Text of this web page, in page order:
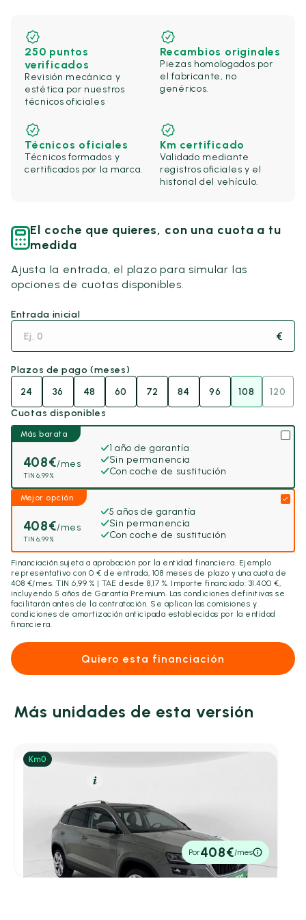
250 puntos
verificados
Revisión mecánica y
estética por nuestros
técnicos oficiales
Recambios originales
Piezas homologados por
el fabricante, no
genéricos.
Técnicos oficiales
Técnicos formados y
certificados por la marca.
Km certificado
Validado mediante
registros oficiales y el
historial del vehículo.
El coche que quieres, con una cuota a tu
medida
Ajusta la entrada, el plazo para simular las
opciones de cuotas disponibles.
Entrada inicial
€
Plazos de pago (meses)
24
36 48 60 72 84 96 108
120
Cuotas disponibles
Más barata
408€/mes
TIN 6,99%
1 año de garantía
Sin permanencia
Con coche de sustitución
Mejor opción
408€/mes
TIN 6,99%
5 años de garantía
Sin permanencia
Con coche de sustitución
Financiación sujeta a aprobación por la entidad financiera. Ejemplo
representativo con0 € de entrada, 108 meses de plazo y una cuota de
408 €/mes. TIN 6,99 % | TAE desde 8,17 %. Importe financiado: 31.400 €,
incluyendo5 años de Garantía Premium. Las condiciones definitivas se
facilitarán antes de la contratación. Se aplican las comisiones y
condiciones de amortización anticipada establecidas por la entidad
financiera.
Quiero esta financiación
Más unidades de esta versión
Skoda Karoq
1.5 TSI 110kW (150CV) DSG ACT Plus
1 km 150cvAutomático
31.400€
P.V.P. contado
Por408€/mes